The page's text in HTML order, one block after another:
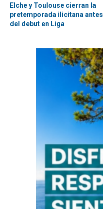
Elche y Toulouse cierran la
pretemporada ilicitana antes
del debut en Liga